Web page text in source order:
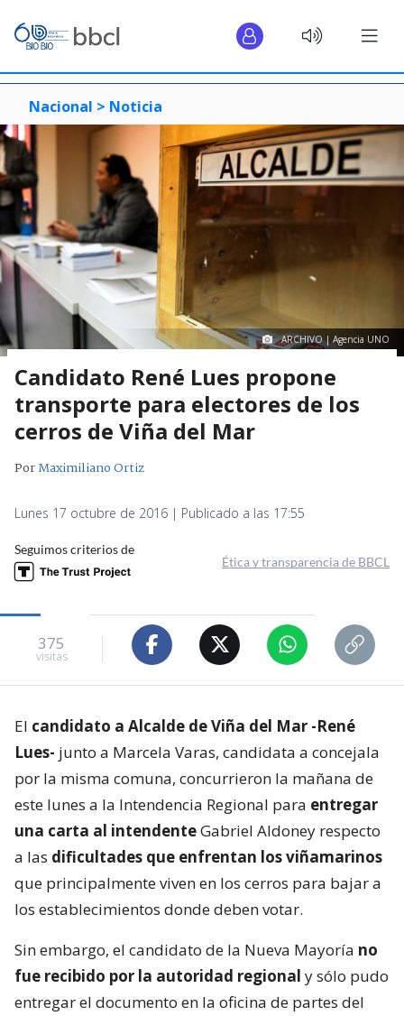
Nacional > Noticia
ARCHIVO | Agencia UNO
Candidato René Lues propone
transporte para electores de los
cerros de Viña del Mar
PorMaximiliano Ortiz
Lunes 17 octubre de 2016 | Publicado a las 17:55
Seguimos criterios de
Ética y transparencia de BBCL
375
visitas
El candidato a Alcalde de Viña del Mar -René
Lues- junto a Marcela Varas, candidata a concejala
por la misma comuna, concurrieron la mañana de
este lunes a la Intendencia Regional para entregar
una carta al intendenteGabriel Aldoney respecto
a las dificultades que enfrentan los viñamarinos
que principalmente viven en los cerros para bajar a
los establecimientos donde deben votar.
Sin embargo, el candidato de la Nueva Mayoría no
fue recibido por la autoridad regional y sólo pudo
entregar el documento en la oficina de partes del